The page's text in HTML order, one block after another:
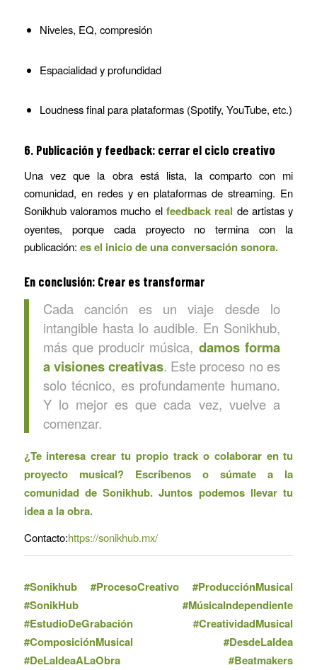
Niveles, EQ, compresión
Espacialidad y profundidad
Loudness final para plataformas (Spotify, YouTube, etc.)
6. Publicación y feedback: cerrar el ciclo creativo
Una vez que la obra está lista, la comparto con mi
comunidad, en redes y en plataformas de streaming. En
Sonikhub valoramos mucho el feedback real de artistas y
oyentes, porque cada proyecto no termina con la
publicación: es el inicio de una conversación sonora.
En conclusión: Crear es transformar
Cada canción es un viaje desde lo
intangible hasta lo audible. En Sonikhub,
más que producir música, damos forma
a visiones creativas. Este proceso no es
solo técnico, es profundamente humano.
Y lo mejor es que cada vez, vuelve a
comenzar.
¿Te interesa crear tu propio track o colaborar en tu
proyecto musical? Escríbenos o súmate a la
comunidad de Sonikhub. Juntos podemos llevar tu
idea a la obra.
Contacto:https://sonikhub.mx/
#Sonikhub #ProcesoCreativo #ProducciónMusical
#SonikHub #MúsicaIndependiente
#EstudioDeGrabación #CreatividadMusical
#ComposiciónMusical #DesdeLaIdea
#DeLaIdeaALaObra #Beatmakers